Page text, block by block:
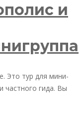
и
Это тур для мини-
частного гида. Вы